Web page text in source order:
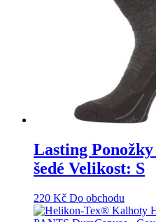
Lasting
šedé Velikost: S
220 Kč Do obchodu